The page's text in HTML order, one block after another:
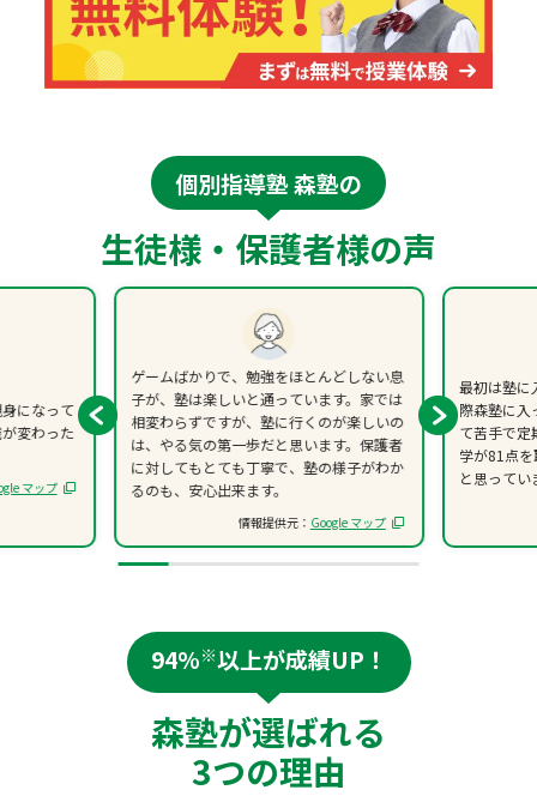
個別指導塾 森塾の
生徒様・保護者様の声
になって
変わった
マップ
ゲームばかりで、勉強をほとんどしない息
子が、塾は楽しいと通っています。家では
相変わらずですが、塾に行くのが楽しいの
は、やる気の第一歩だと思います。保護者
に対してもとても丁寧で、塾の様子がわか
るのも、安心出来ます。
情報提供元： Google マップ
最初は塾に
際森塾に入
て苦手で定
学が81点
と思ってい
94%※以上が成績UP！
森塾が選ばれる
3つの理由